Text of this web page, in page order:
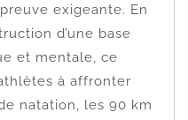
exigeante. En
d’une base
et mentale, ce
à affronter
natation, les 90 km